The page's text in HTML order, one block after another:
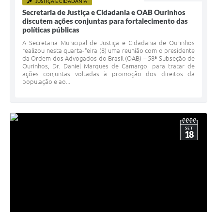
Secretaria de Justiça e Cidadania e OAB Ourinhos
discutem ações conjuntas para fortalecimento das
políticas públicas
A Secretaria Municipal de Justiça e Cidadania de Ourinhos
realizou nesta quarta-feira (8) uma reunião com o presidente
da Ordem dos Advogados do Brasil (OAB) – 58ª Subseção de
Ourinhos, Dr. Daniel Marques de Camargo, para tratar de
ações conjuntas voltadas à promoção dos direitos da
população e ao...
SET
18